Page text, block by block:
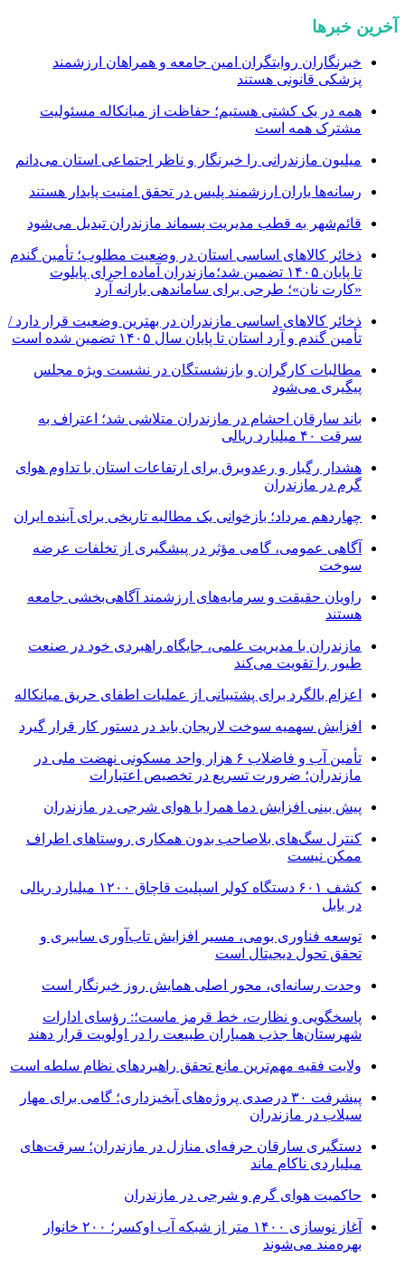
آخرین خبرها
خبرنگاران روایتگران امین جامعه و همراهان ارزشمند
پزشکی قانونی هستند
همه در یک کشتی هستیم؛ حفاظت از میانکاله مسئولیت
مشترک همه است
میلیون مازندرانی را خبرنگار و ناظر اجتماعی استان می‌دانم
رسانه‌ها یاران ارزشمند پلیس در تحقق امنیت پایدار هستند
قائم‌شهر به قطب مدیریت پسماند مازندران تبدیل می‌شود
ذخائر کالاهای اساسی استان در وضعیت مطلوب؛ تأمین گندم
تا پایان ۱۴۰۵ تضمین شد؛مازندران آماده اجرای پایلوت
«کارت نان»؛ طرحی برای ساماندهی یارانه آرد
ذخائر کالاهای اساسی مازندران در بهترین وضعیت قرار دارد /
تأمین گندم و آرد استان تا پایان سال ۱۴۰۵ تضمین شده است
مطالبات کارگران و بازنشستگان در نشست ویژه مجلس
پیگیری می‌شود
باند سارقان احشام در مازندران متلاشی شد؛ اعتراف به
سرقت ۴۰ میلیارد ریالی
هشدار رگبار و رعدوبرق برای ارتفاعات استان با تداوم هوای
گرم در مازندران
چهاردهم مرداد؛ بازخوانی یک مطالبه تاریخی برای آینده ایران
آگاهی عمومی، گامی مؤثر در پیشگیری از تخلفات عرضه
سوخت
راویان حقیقت و سرمایه‌های ارزشمند آگاهی‌بخشی جامعه
هستند
مازندران با مدیریت علمی، جایگاه راهبردی خود در صنعت
طیور را تقویت می‌کند
اعزام بالگرد برای پشتیبانی از عملیات اطفای حریق میانکاله
افزایش سهمیه سوخت لاریجان باید در دستور کار قرار گیرد
تأمین آب و فاضلاب ۶ هزار واحد مسکونی نهضت ملی در
مازندران؛ ضرورت تسریع در تخصیص اعتبارات
پیش بینی افزایش دما همرا با هوای شرجی در مازندران
کنترل سگ‌های بلاصاحب بدون همکاری روستاهای اطراف
ممکن نیست
کشف ۶۰۱ دستگاه کولر اسپلیت قاچاق ۱۲۰۰ میلیارد ریالی
در بابل
توسعه فناوری بومی، مسیر افزایش تاب‌آوری سایبری و
تحقق تحول دیجیتال است
وحدت رسانه‌ای، محور اصلی همایش روز خبرنگار است
پاسخگویی و نظارت، خط قرمز ماست؛: رؤسای ادارات
شهرستان‌ها جذب همیاران طبیعت را در اولویت قرار دهند
ولایت فقیه مهم‌ترین مانع تحقق راهبردهای نظام سلطه است
پیشرفت ۳۰ درصدی پروژه‌های آبخیزداری؛ گامی برای مهار
سیلاب در مازندران
دستگیری سارقان حرفه‌ای منازل در مازندران؛ سرقت‌های
میلیاردی ناکام ماند
حاکمیت هوای گرم و شرجی در مازندران
آغاز نوسازی ۱۴۰۰ متر از شبکه آب اوکسر؛ ۲۰۰ خانوار
بهره‌مند می‌شوند